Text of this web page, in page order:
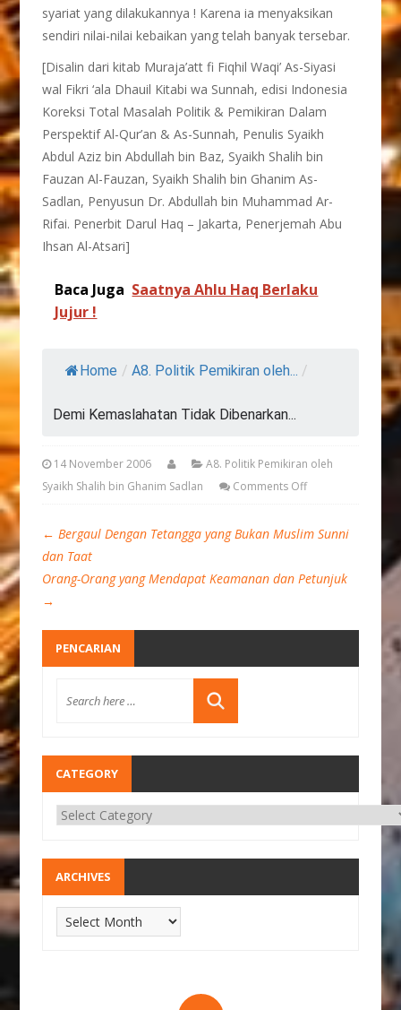
syariat yang dilakukannya ! Karena ia menyaksikan
sendiri nilai-nilai kebaikan yang telah banyak tersebar.
[Disalin dari kitab Muraja’att fi Fiqhil Waqi’ As-Siyasi
wal Fikri ‘ala Dhauil Kitabi wa Sunnah, edisi Indonesia
Koreksi Total Masalah Politik & Pemikiran Dalam
Perspektif Al-Qur’an & As-Sunnah, Penulis Syaikh
Abdul Aziz bin Abdullah bin Baz, Syaikh Shalih bin
Fauzan Al-Fauzan, Syaikh Shalih bin Ghanim As-
Sadlan, Penyusun Dr. Abdullah bin Muhammad Ar-
Rifai. Penerbit Darul Haq – Jakarta, Penerjemah Abu
Ihsan Al-Atsari]
Baca Juga Saatnya Ahlu Haq Berlaku
Jujur !
Home / A8. Politik Pemikiran oleh... /
Demi Kemaslahatan Tidak Dibenarkan...
14 November 2006
A8. Politik Pemikiran oleh
Syaikh Shalih bin Ghanim Sadlan
Comments Off
← Bergaul Dengan Tetangga yang Bukan Muslim Sunni
dan Taat
Orang-Orang yang Mendapat Keamanan dan Petunjuk
→
PENCARIAN
CATEGORY
ARCHIVES